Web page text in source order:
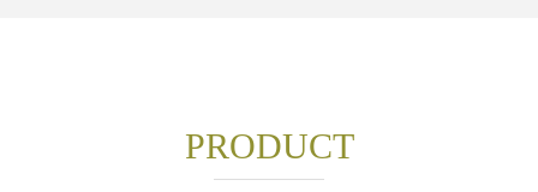
PRODUCT